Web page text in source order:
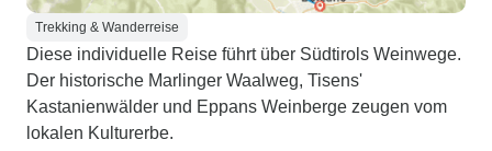
Trekking & Wanderreise
Diese individuelle Reise führt über Südtirols Weinwege.
Der historische Marlinger Waalweg, Tisens'
Kastanienwälder und Eppans Weinberge zeugen vom
lokalen Kulturerbe.